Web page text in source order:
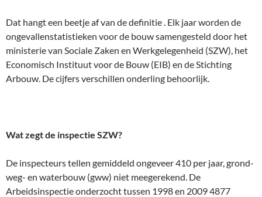
Dat hangt een beetje af van de definitie . Elk jaar worden de
ongevallenstatistieken voor de bouw samengesteld door het
ministerie van Sociale Zaken en Werkgelegenheid (SZW), het
Economisch Instituut voor de Bouw (EIB) en de Stichting
Arbouw. De cijfers verschillen onderling behoorlijk.
Wat zegt de inspectie SZW?
De inspecteurs tellen gemiddeld ongeveer 410 per jaar, grond-
weg- en waterbouw (gww) niet meegerekend. De
Arbeidsinspectie onderzocht tussen 1998 en 2009 4877